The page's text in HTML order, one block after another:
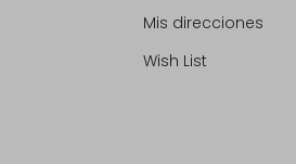
Mis direcciones
Wish List